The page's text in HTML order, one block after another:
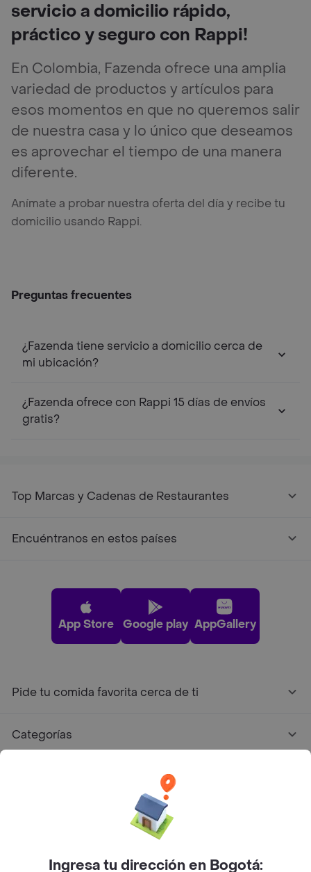
servicio a domicilio rápido,
práctico y seguro con Rappi!
En Colombia, Fazenda ofrece una amplia
variedad de productos y artículos para
esos momentos en que no queremos salir
de nuestra casa y lo único que deseamos
es aprovechar el tiempo de una manera
diferente.
Anímate a probar nuestra oferta del día y recibe tu
domicilio usando Rappi.
Preguntas frecuentes
¿Fazenda tiene servicio a domicilio cerca de
mi ubicación?
¿Fazenda ofrece con Rappi 15 días de envíos
gratis?
Top Marcas y Cadenas de Restaurantes
Encuéntranos en estos países
App Store Google play AppGallery
Pide tu comida favorita cerca de ti
Categorías
Facebook
Twitter
Instagram
Ingresa tu dirección en Bogotá: